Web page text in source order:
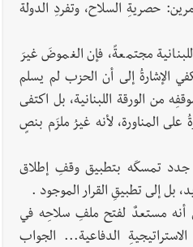
حصريةِ السلاح، وتفردِ الدولة
مجتمعةً، فإن الغموضَ غيرَ
الإشارةُ إلى أن الحزب لم يسلم
من الورقة اللبنانية، بل اكتفى
على المناورة، لأنه غيرُ ملزَم بنصٍ
جدد تمسكَه بتطبيق وقفِ إطلاق
بل إلى تطبيقِ القرار الموجود .
أنه مستعدٌ لفتح ملفِ سلاحِه في
الدفاعية... الجواب